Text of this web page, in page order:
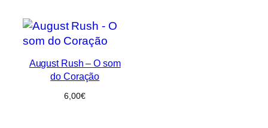
August Rush – O som
do Coração
6,00€